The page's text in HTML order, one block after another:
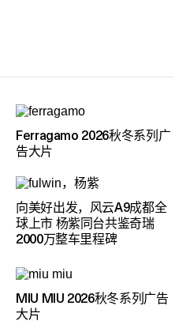
Ferragamo 2026秋冬系列广
告大片
向美好出发，风云A9成都全
球上市 杨紫同台共鉴奇瑞
2000万整车里程碑
MIU MIU 2026秋冬系列广告
大片